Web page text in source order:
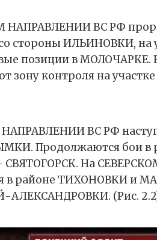
ВС РФ
стороны ИЛЬИНОВКИ, на
позиции в МОЛОЧАРКЕ.
зону контроля на участке
ВС РФ
Продолжаются бои в
На
в районе ТИХОНОВКИ и
АЛЕКСАНДРОВКИ. (Рис.